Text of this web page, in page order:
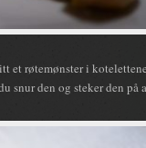
et røtemønster i
snur den og steker den på